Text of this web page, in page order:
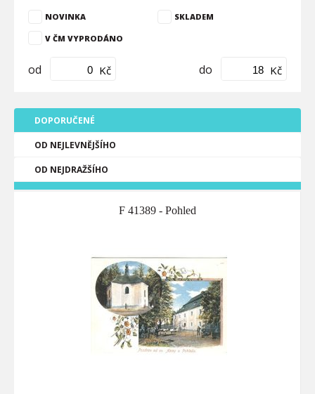
NOVINKA SKLADEM
V ČM VYPRODÁNO
od Kč do Kč
DOPORUČENÉ
OD NEJLEVNĚJŠÍHO
OD NEJDRAŽŠÍHO
F 41389 - Pohled